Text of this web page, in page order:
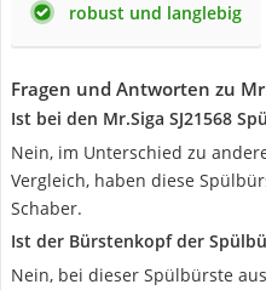
robust und langlebig
Fragen und Antworten zu
Ist bei den Mr.Siga SJ21568
Nein, im Unterschied zu
Vergleich, haben diese
Schaber.
Ist der Bürstenkopf der
Nein, bei dieser Spülbürste